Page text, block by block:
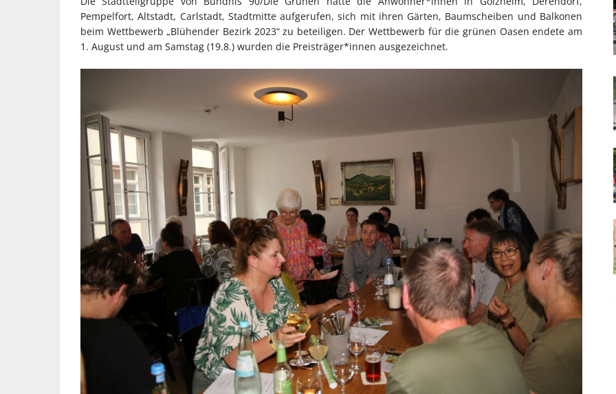
Pempelfort, Altstadt, Carlstadt, Stadtmitte aufgerufen, sich mit ihren Gärten, Baumscheiben und Balkonen
beim Wettbewerb „Blühender Bezirk 2023“ zu beteiligen. Der Wettbewerb für die grünen Oasen endete am
1. August und am Samstag (19.8.) wurden die Preisträger*innen ausgezeichnet.